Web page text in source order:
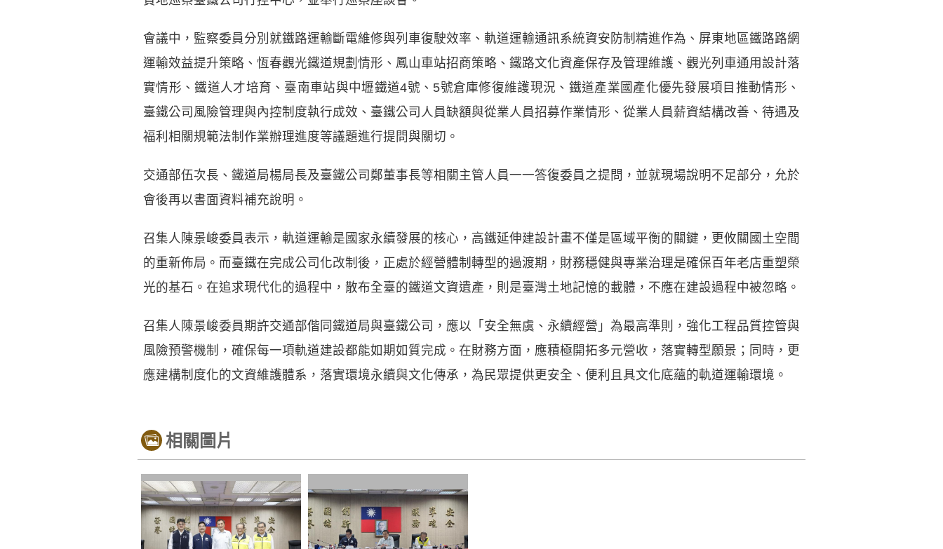
會議中，監察委員分別就鐵路運輸斷電維修與列車復駛效率、軌道運輸通訊系統資安防制精進作為、屏東地區鐵路路網
運輸效益提升策略、恆春觀光鐵道規劃情形、鳳山車站招商策略、鐵路文化資產保存及管理維護、觀光列車通用設計落
實情形、鐵道人才培育、臺南車站與中壢鐵道4號、5號倉庫修復維護現況、鐵道產業國產化優先發展項目推動情形、
臺鐵公司風險管理與內控制度執行成效、臺鐵公司人員缺額與從業人員招募作業情形、從業人員薪資結構改善、待遇及
福利相關規範法制作業辦理進度等議題進行提問與關切。
交通部伍次長、鐵道局楊局長及臺鐵公司鄭董事長等相關主管人員一一答復委員之提問，並就現場說明不足部分，允於
會後再以書面資料補充說明。
召集人陳景峻委員表示，軌道運輸是國家永續發展的核心，高鐵延伸建設計畫不僅是區域平衡的關鍵，更攸關國土空間
的重新佈局。而臺鐵在完成公司化改制後，正處於經營體制轉型的過渡期，財務穩健與專業治理是確保百年老店重塑榮
光的基石。在追求現代化的過程中，散布全臺的鐵道文資遺產，則是臺灣土地記憶的載體，不應在建設過程中被忽略。
召集人陳景峻委員期許交通部偕同鐵道局與臺鐵公司，應以「安全無虞、永續經營」為最高準則，強化工程品質控管與
風險預警機制，確保每一項軌道建設都能如期如質完成。在財務方面，應積極開拓多元營收，落實轉型願景；同時，更
應建構制度化的文資維護體系，落實環境永續與文化傳承，為民眾提供更安全、便利且具文化底蘊的軌道運輸環境。
相關圖片